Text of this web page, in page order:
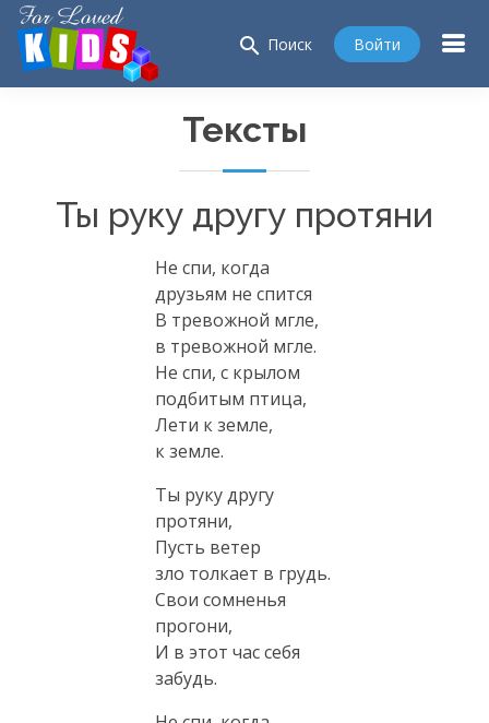
search Поиск Войти
Тексты
Ты руку другу протяни
Не спи, когда
друзьям не спится
В тревожной мгле,
в тревожной мгле.
Не спи, с крылом
подбитым птица,
Лети к земле,
к земле.
Ты руку другу
протяни,
Пусть ветер
зло толкает в грудь.
Свои сомненья
прогони,
И в этот час себя
забудь.